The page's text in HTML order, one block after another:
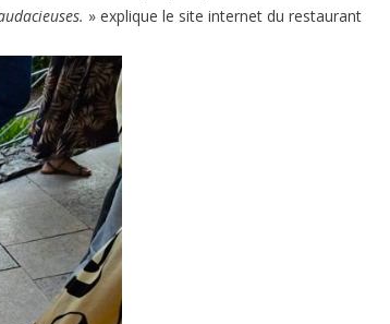
» explique le site internet du restaurant